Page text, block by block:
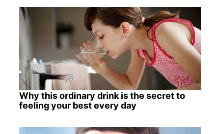
Why this ordinary drink is the secret to
feeling your best every day